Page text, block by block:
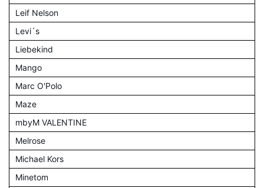
Leif Nelson
Levi´s
Liebekind
Mango
Marc O'Polo
Maze
mbyM VALENTINE
Melrose
Michael Kors
Minetom